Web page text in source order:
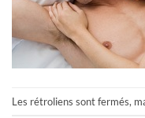
Les rétroliens sont fermés,